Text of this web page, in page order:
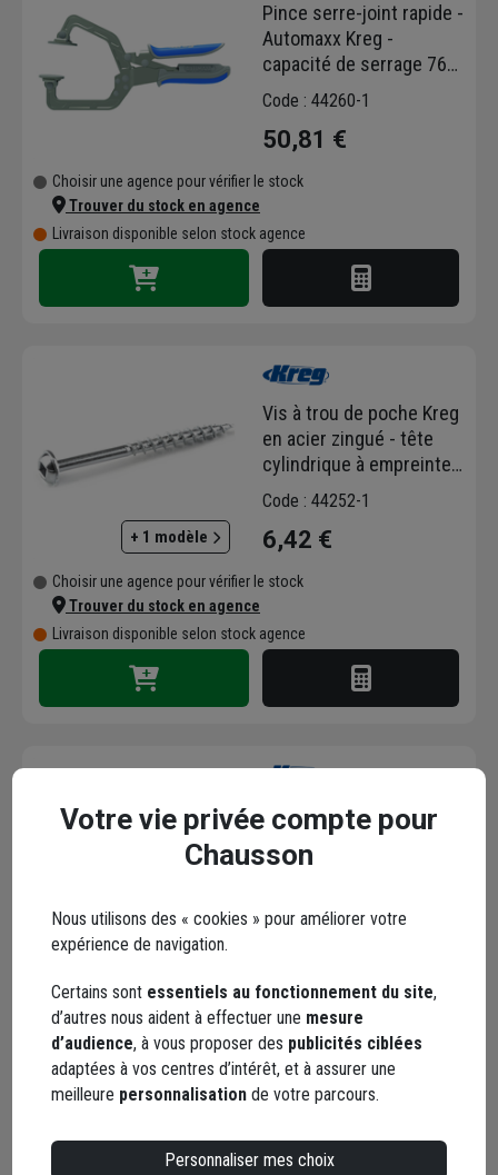
Pince serre-joint rapide -
Automaxx Kreg -
capacité de serrage 76
mm
Code : 44260-1
50,81 €
Choisir une agence pour vérifier le stock
Trouver du stock en agence
Livraison disponible selon stock agence
+ 1 modèle
Vis à trou de poche Kreg
en acier zingué - tête
cylindrique à empreinte
carrée - longueur 51 mm
Code : 44252-1
6,42 €
Choisir une agence pour vérifier le stock
Trouver du stock en agence
Livraison disponible selon stock agence
Fraise à façonner pour
charnière dissimulée -
diamètre 35 mm - Kreg
Choisir une agence pour vérifier le stock
Trouver du stock en agence
Livraison disponible selon stock agence
Votre vie privée compte pour
Chausson
Nous utilisons des « cookies » pour améliorer votre
expérience de navigation.
Certains sont essentiels au fonctionnement du site,
d’autres nous aident à effectuer une mesure
d’audience, à vous proposer des publicités ciblées
adaptées à vos centres d’intérêt, et à assurer une
meilleure personnalisation de votre parcours.
Personnaliser mes choix